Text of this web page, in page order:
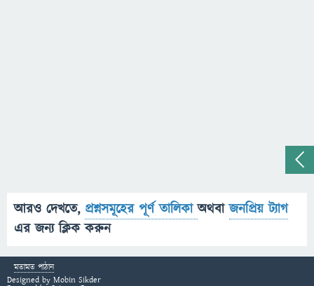
আরও দেখতে, প্রশ্নসমূহের পূর্ণ তালিকাঅথবাজনপ্রিয় ট্যাগ
এর জন্য ক্লিক করুন
মতামত পাঠান
Designed by Mobin Sikder